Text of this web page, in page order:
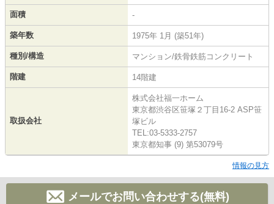
面積 -
築年数 1975年 1月 (築51年)
種別/構造 マンション/鉄骨鉄筋コンクリート
階建 14階建
取扱会社
株式会社福一ホーム
東京都渋谷区笹塚２丁目16-2 ASP笹
塚ビル
TEL:03-5333-2757
東京都知事 (9) 第53079号
情報の見方
メールでお問い合わせする(無料)